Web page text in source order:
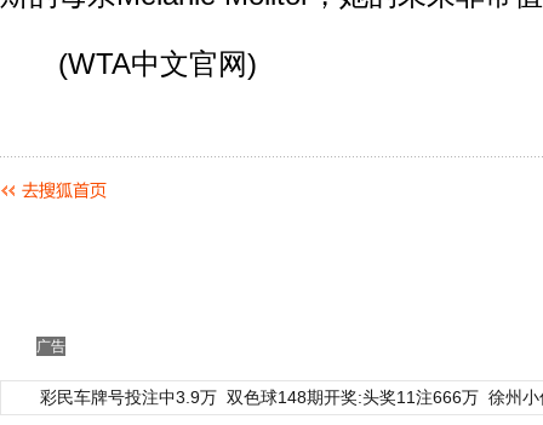
(WTA中文官网)
广告
彩民车牌号投注中3.9万 双色球148期开奖:头奖11注666万 徐州